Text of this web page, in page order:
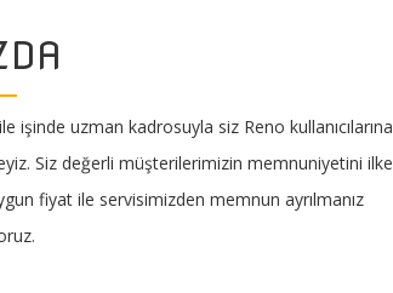
işinde uzman kadrosuyla siz Reno kullanıcılarına
Siz değerli müşterilerimizin memnuniyetini ilke
fiyat ile servisimizden memnun ayrılmanız